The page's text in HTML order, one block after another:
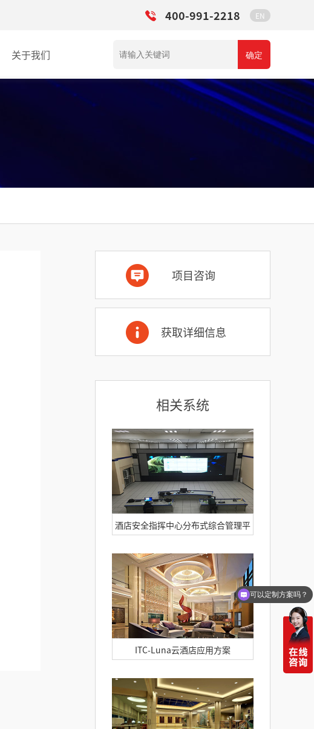
400-991-2218 EN
关于我们 确定
项目咨询
获取详细信息
相关系统
酒店安全指挥中心分布式综合管理平
ITC-Luna云酒店应用方案
你们电话多少
可以定制方案吗？